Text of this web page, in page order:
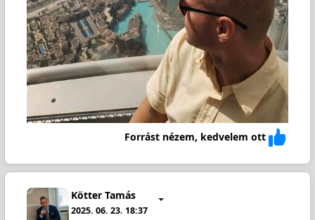
Forrást nézem, kedvelem ott
Kötter Tamás
2025. 06. 23. 18:37